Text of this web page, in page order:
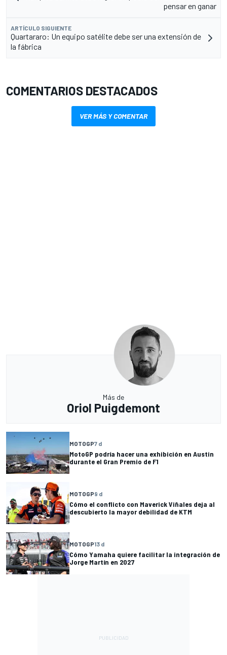
pensar en ganar
ARTÍCULO SIGUIENTE
Quartararo: Un equipo satélite debe ser una extensión de
la fábrica
COMENTARIOS DESTACADOS
VER MÁS Y COMENTAR
Más de
Oriol Puigdemont
MOTOGP7 d
MotoGP podría hacer una exhibición en Austin
durante el Gran Premio de F1
MOTOGP9 d
Cómo el conflicto con Maverick Viñales deja al
descubierto la mayor debilidad de KTM
MOTOGP13 d
Cómo Yamaha quiere facilitar la integración de
Jorge Martín en 2027